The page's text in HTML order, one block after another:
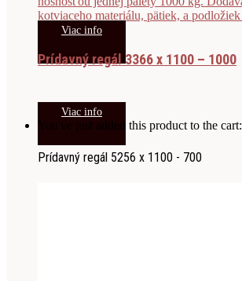
Viac info
Prídavný regál 3366 x 1100 – 1000
Viac info
You've just added this product to the cart:
Prídavný regál 5256 x 1100 - 700